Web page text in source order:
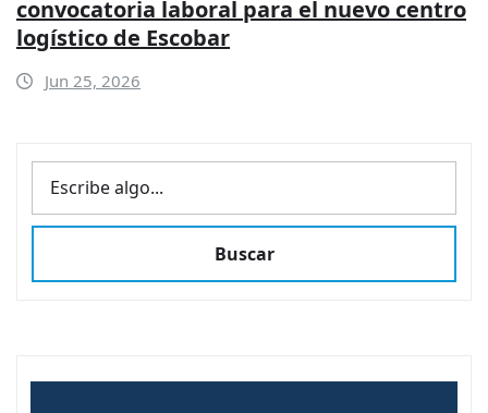
convocatoria laboral para el nuevo centro
logístico de Escobar
Jun 25, 2026
BUSCAR
Buscar